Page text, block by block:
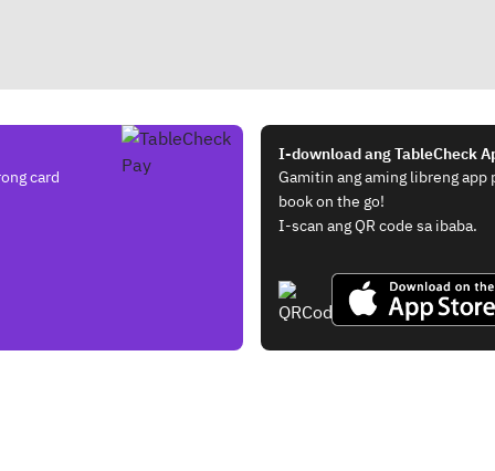
card
I-download ang TableCheck
Gamitin ang aming libreng app
book on the go!
I-scan ang QR code sa ibaba.